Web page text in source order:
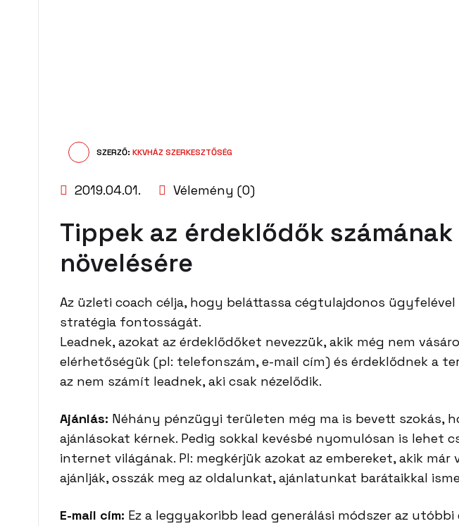
SZERZŐ: KKVHÁZ SZERKESZTŐSÉG
2019.04.01. Vélemény (0)
Tippek az érdeklődők számának
növelésére
Az üzleti coach célja, hogy beláttassa cégtulajdonos ügyfelével
stratégia fontosságát.
Leadnek, azokat az érdeklődőket nevezzük, akik még nem
elérhetőségük (pl: telefonszám, e-mail cím) és érdeklődnek a
az nem számít leadnek, aki csak nézelődik.
Ajánlás: Néhány pénzügyi területen még ma is bevett szokás,
ajánlásokat kérnek. Pedig sokkal kevésbé nyomulósan is lehet
internet világának. Pl: megkérjük azokat az embereket, akik már
ajánlják, osszák meg az oldalunkat, ajánlatunkat barátaikkal
E-mail cím: Ez a leggyakoribb lead generálási módszer az utóbbi